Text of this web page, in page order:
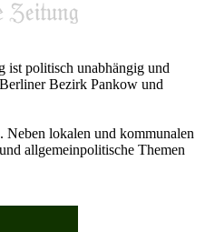
ist politisch unabhängig und
Bezirk Pankow und
lokalen und kommunalen
allgemeinpolitische Themen